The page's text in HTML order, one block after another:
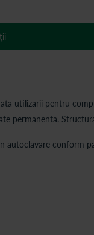
utilizarii pentru
permanenta.
autoclavare conform